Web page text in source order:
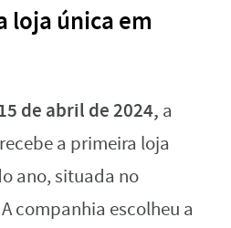
loja única em
de abril de 2024, a
a primeira loja
ano, situada no
companhia escolheu a